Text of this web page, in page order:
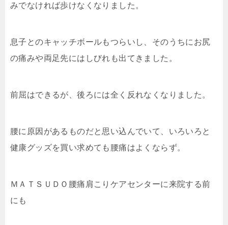
みでなければ歩けなくなりました。
息子とのキャッチボールもつらいし、そのうちにお尻
の痛みや両足先にはしびれも出てきました。
前屈はできるが、後ろには全く反れなくなりました。
腰に原因があるものだと思い込んでいて、いろいろと
健康グッズを買い求めても腰痛はよくならず。
ＭＡＴＳＵＤＯ腰痛肩こりケアセンターに来院する前
にも